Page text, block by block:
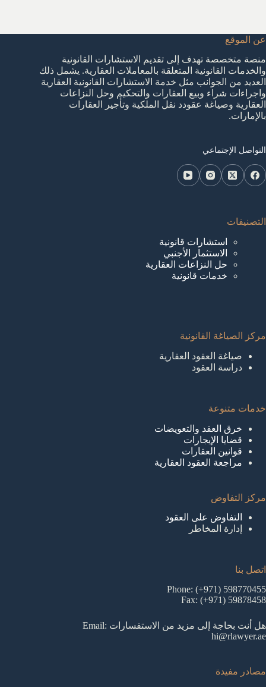
عن الموقع
منصة متخصصة تهدف إلى تقديم الاستشارات القانونية
والخدمات القانونية المتعلقة بالمعاملات العقارية. يشمل ذلك
العديد من الجوانب مثل خدمة الاستشارات القانونية العقارية
واجراءات شراء وبيع العقارات والتحكيم وحل النزاعات
العقارية وصياغة عقودد نقل الملكية وتأجير العقارات
بالإمارات.
التواصل الإجتماعي
التصنيفات
استشارات قانونية
الاستثمار الأجنبي
حل النزاعات العقارية
خدمات قانونية
مركز الصياغة القانونية
صياغة العقود العقارية
دراسة العقود
خدمات متنوعة
خرق العقد والتعويضات
قضايا الإيجارات
قوانين العقارات
مراجعة العقود العقارية
مركز التفاوض
التفاوض على العقود
إدارة المخاطر
اتصل بنا
Phone: (+971) 598770455
Fax: (+971) 59878458
هل أنت بحاجة إلى مزيد من الاستفسارات Email:
hi@rlawyer.ae
مصادر مفيدة